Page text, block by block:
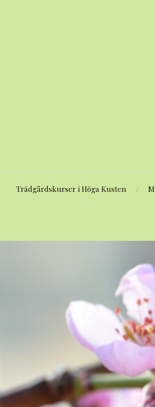
Trädgårdskurser i Höga Kusten